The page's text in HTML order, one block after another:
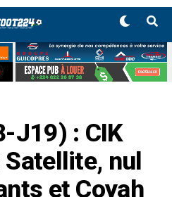
J19) : CIK
nul
et Coyah